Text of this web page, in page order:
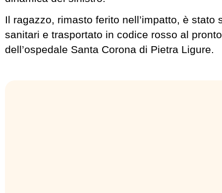
Il ragazzo, rimasto ferito nell’impatto, è stato
sanitari e trasportato in codice rosso al
dell’ospedale Santa Corona di Pietra Ligure.